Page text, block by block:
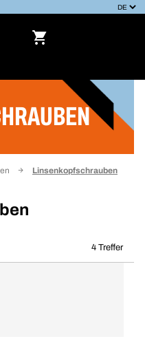
Linsenkopfschrauben
4 Treffer